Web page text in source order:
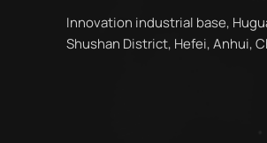
Innovation industrial base,
Shushan District, Hefei, Anhui,